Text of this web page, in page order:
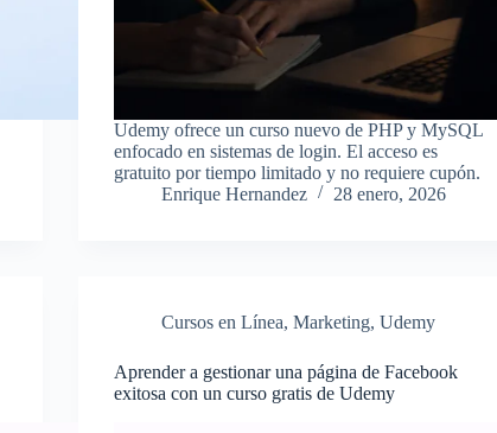
Udemy ofrece un curso nuevo de PHP y MySQL
enfocado en sistemas de login. El acceso es
gratuito por tiempo limitado y no requiere cupón.
Enrique Hernandez
28 enero, 2026
Cursos en Línea,Marketing,Udemy
Aprender a gestionar una página de Facebook
exitosa con un curso gratis de Udemy